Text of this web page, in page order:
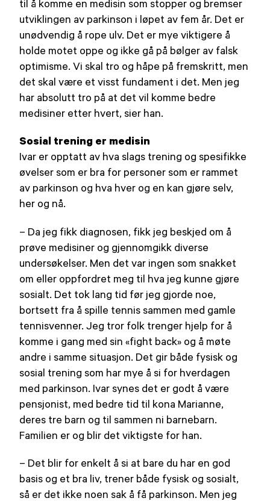
til å komme en medisin som stopper og bremser
utviklingen av parkinson i løpet av fem år. Det er
unødvendig å rope ulv. Det er mye viktigere å
holde motet oppe og ikke gå på bølger av falsk
optimisme. Vi skal tro og håpe på fremskritt, men
det skal være et visst fundament i det. Men jeg
har absolutt tro på at det vil komme bedre
medisiner etter hvert, sier han.
Sosial trening er medisin
Ivar er opptatt av hva slags trening og spesifikke
øvelser som er bra for personer som er rammet
av parkinson og hva hver og en kan gjøre selv,
her og nå.
– Da jeg fikk diagnosen, fikk jeg beskjed om å
prøve medisiner og gjennomgikk diverse
undersøkelser. Men det var ingen som snakket
om eller oppfordret meg til hva jeg kunne gjøre
sosialt. Det tok lang tid før jeg gjorde noe,
bortsett fra å spille tennis sammen med gamle
tennisvenner. Jeg tror folk trenger hjelp for å
komme i gang med sin «fight back» og å møte
andre i samme situasjon. Det gir både fysisk og
sosial trening som har mye å si for hverdagen
med parkinson. Ivar synes det er godt å være
pensjonist, med bedre tid til kona Marianne,
deres tre barn og til sammen ni barnebarn.
Familien er og blir det viktigste for han.
– Det blir for enkelt å si at bare du har en god
basis og et bra liv, trener både fysisk og sosialt,
så er det ikke noen sak å få parkinson. Men jeg